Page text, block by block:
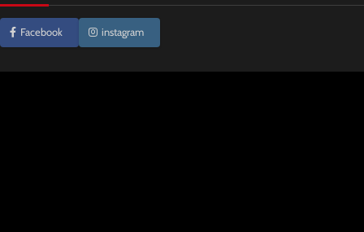
Facebook instagram